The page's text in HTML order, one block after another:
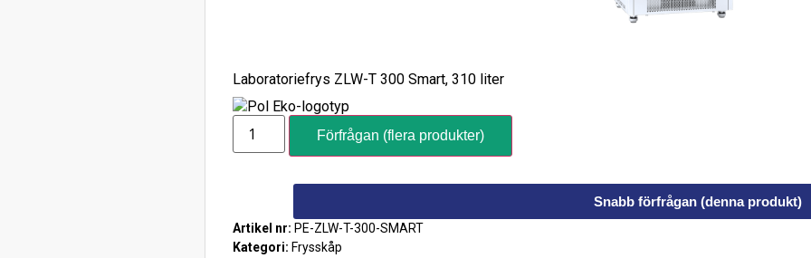
Laboratoriefrys ZLW-T 300 Smart, 310 liter
Förfrågan (flera produkter)
Snabb förfrågan (denna produkt)
Artikel nr: PE-ZLW-T-300-SMART
Kategori: Frysskåp